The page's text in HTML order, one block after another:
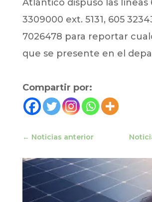
Atlántico dispuso las líneas
3309000 ext. 5131, 605
7026478 para reportar
que se presente en el
Compartir por:
← Noticias anterior